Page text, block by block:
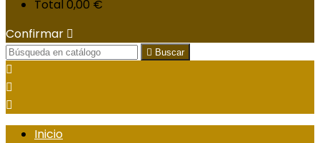
Total 0,00 €
Confirmar 
 Buscar



Inicio